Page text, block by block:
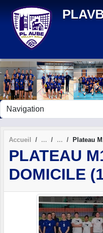
Accueil Plateau
PLATEAU
DOMICILE
Panneau de gestion des